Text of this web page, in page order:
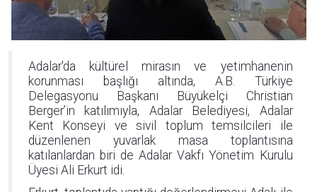
Adalar'da kültürel mirasın ve yetimhanenin
korunması başlığı altında, A.B. Türkiye
Delegasyonu Başkanı Büyükelçi Christian
Berger’in katılımıyla, Adalar Belediyesi, Adalar
Kent Konseyi ve sivil toplum temsilcileri ile
düzenlenen yuvarlak masa toplantısına
katılanlardan biri de Adalar Vakfı Yönetim Kurulu
Üyesi Ali Erkurt idi.